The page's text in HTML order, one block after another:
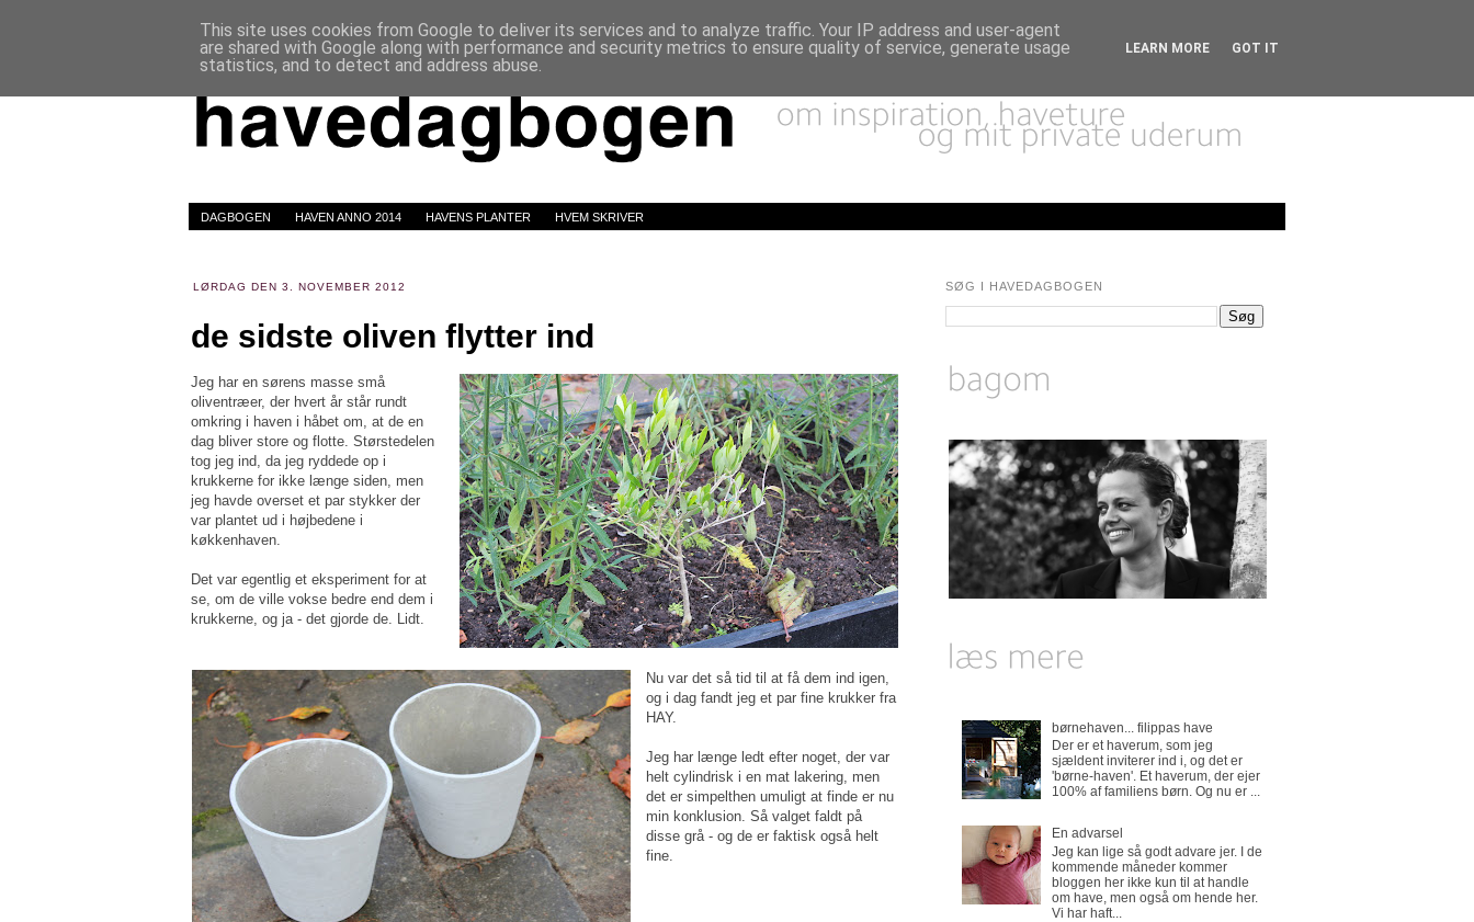
DAGBOGEN HAVEN ANNO 2014 HAVENS PLANTER HVEM SKRIVER
LØRDAG DEN 3. NOVEMBER 2012
de sidste oliven flytter ind
Jeg har en sørens masse små
oliventræer, der hvert år står rundt
omkring i haven i håbet om, at de en
dag bliver store og flotte. Størstedelen
tog jeg ind, da jeg ryddede op i
krukkerne for ikke længe siden, men
jeg havde overset et par stykker der
var plantet ud i højbedene i
køkkenhaven.
Det var egentlig et eksperiment for at
se, om de ville vokse bedre end dem i
krukkerne, og ja - det gjorde de. Lidt.
Nu var det så tid til at få dem ind igen,
og i dag fandt jeg et par fine krukker fra
HAY.
Jeg har længe ledt efter noget, der var
helt cylindrisk i en mat lakering, men
det er simpelthen umuligt at finde er nu
min konklusion. Så valget faldt på
disse grå - og de er faktisk også helt
fine.
SØG I HAVEDAGBOGEN
børnehaven... filippas have
Der er et haverum, som jeg
sjældent inviterer ind i, og det er
'børne-haven'. Et haverum, der ejer
100% af familiens børn. Og nu er ...
En advarsel
Jeg kan lige så godt advare jer. I de
kommende måneder kommer
bloggen her ikke kun til at handle
om have, men også om hende her.
Vi har haft...
This site uses cookies from Google to deliver its services and to analyze traffic. Your IP address and user-agent
are shared with Google along with performance and security metrics to ensure quality of service, generate usage
statistics, and to detect and address abuse.
LEARN MORE GOT IT